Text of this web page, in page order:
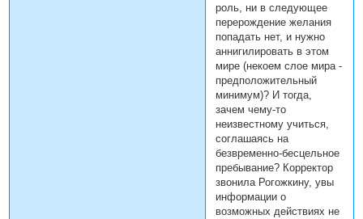
роль, ни в следующее
перерождение желания
попадать нет, и нужно
аннигилировать в этом
мире (некоем слое мира -
предположительный
минимум)? И тогда,
зачем чему-то
неизвестному учиться,
соглашаясь на
безвременно-бесцельное
пребывание? Корректор
звонила Рогожкину, увы
информации о
возможных действиях не